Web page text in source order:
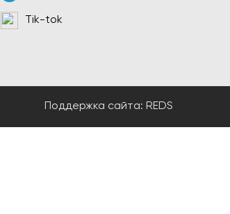
Tik-tok
Поддержка сайта: REDS